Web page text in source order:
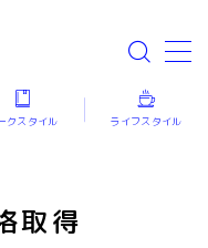
クスタイル ライフスタイル
取得